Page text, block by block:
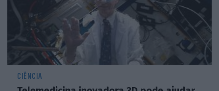
CIÊNCIA